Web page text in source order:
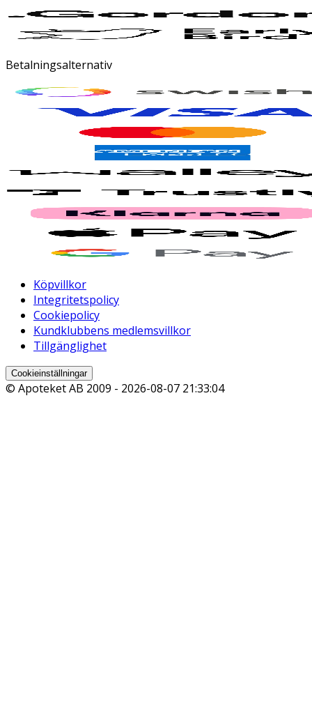
Betalningsalternativ
Köpvillkor
Integritetspolicy
Cookiepolicy
Kundklubbens medlemsvillkor
Tillgänglighet
Cookieinställningar
© Apoteket AB 2009 - 2026-08-07 21:33:04